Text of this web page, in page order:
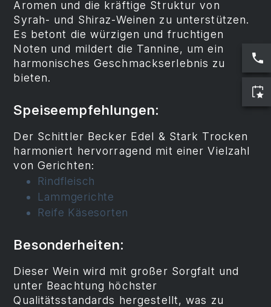
Aromen und die kräftige Struktur von
Syrah- und Shiraz-Weinen zu unterstützen.
Es betont die würzigen und fruchtigen
Noten und mildert die Tannine, um ein
harmonisches Geschmackserlebnis zu
bieten.
Speiseempfehlungen:
Der Schittler Becker Edel & Stark Trocken
harmoniert hervorragend mit einer Vielzahl
von Gerichten:
Rindfleisch
Lammgerichte
Reife Käsesorten
Besonderheiten:
Dieser Wein wird mit großer Sorgfalt und
unter Beachtung höchster
Qualitätsstandards hergestellt, was zu